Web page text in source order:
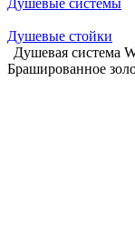
Душевые системы
Душевые стойки
Душевая система
Брашированное